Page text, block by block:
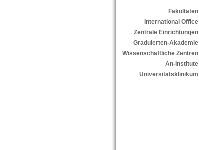
Fakultäten
International Office
Zentrale Einrichtungen
Graduierten-Akademie
Wissenschaftliche Zentren
An-Institute
Universitätsklinikum